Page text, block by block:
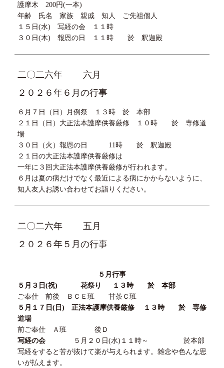
護摩木 200円(一本)
年齢 氏名 家族 親戚 知人 ご先祖個人
１５日(水) 写経の会 １１時
３０日(木) 報恩の日 １１時 於 釈迦殿
二〇二六年
六月
２０２６年６月の行事
６月７日（日）月例祭 １３時 於 本部
２１日（日）大正法本護摩供養厳修 １０時 於 専修道
場
３０日（火）報恩の日 11時 於 釈迦殿
２１日の大正法本護摩供養厳修は
一年に３回大正法本護摩供養厳修が行われます。
６月は夏の病だけでなく最近による病にかからないように、
知人友人お誘い合わせてお詣りください。
二〇二六年
五月
２０２６年５月の行事
５ 月行事
５月３ 日 (祝) 花祭り １３ 時 於 本部
ご奉仕 前後 ＢＣＥ班 甘茶Ｃ班
５月１７ 日 (日 ) 正法本護摩供養厳修 １３ 時 於 専修
道場
前ご奉仕 Ａ班 後Ｄ
写経の会
５ 月 ２０ 日 (水)１１ 時～ 於本部
写経をすると苦が抜けて楽が与えられます。雑念や色んな思
いが払えます。